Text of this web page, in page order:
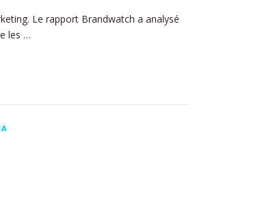
Le rapport Brandwatch a analysé
les …